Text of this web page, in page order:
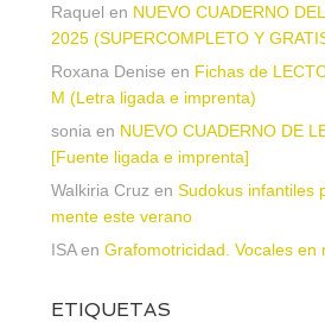
Raquel en NUEVO CUADERNO
2025 (SUPERCOMPLETO Y
Roxana Denise en Fichas de
M (Letra ligada e imprenta)
sonia en NUEVO CUADERNO DE
[Fuente ligada e imprenta]
Walkiria Cruz en Sudokus infantiles
mente este verano
ISAen Grafomotricidad. Vocales en
ETIQUETAS